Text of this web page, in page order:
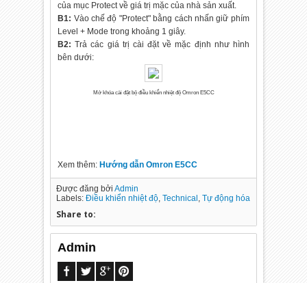
của mục Protect về giá trị mặc của nhà sản xuất.
B1: Vào chế độ "Protect" bằng cách nhấn giữ phím
Level + Mode trong khoảng 1 giây.
B2: Trả các giá trị cài đặt về mặc định như hình
bên dưới:
Mở khóa cài đặt bộ điều khiển nhiệt độ Omron E5CC
Xem thêm: Hướng dẫn Omron E5CC
Được đăng bởiAdmin
Labels:Điều khiển nhiệt độ,Technical ,Tự động hóa
Share to:
Admin